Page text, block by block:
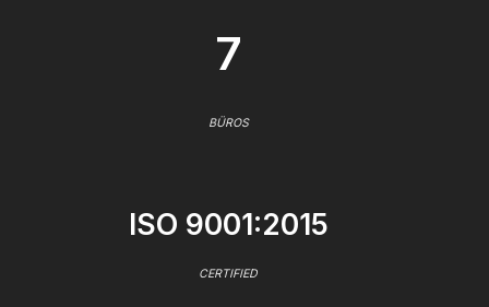
7
BÜROS
ISO 9001:2015
CERTIFIED